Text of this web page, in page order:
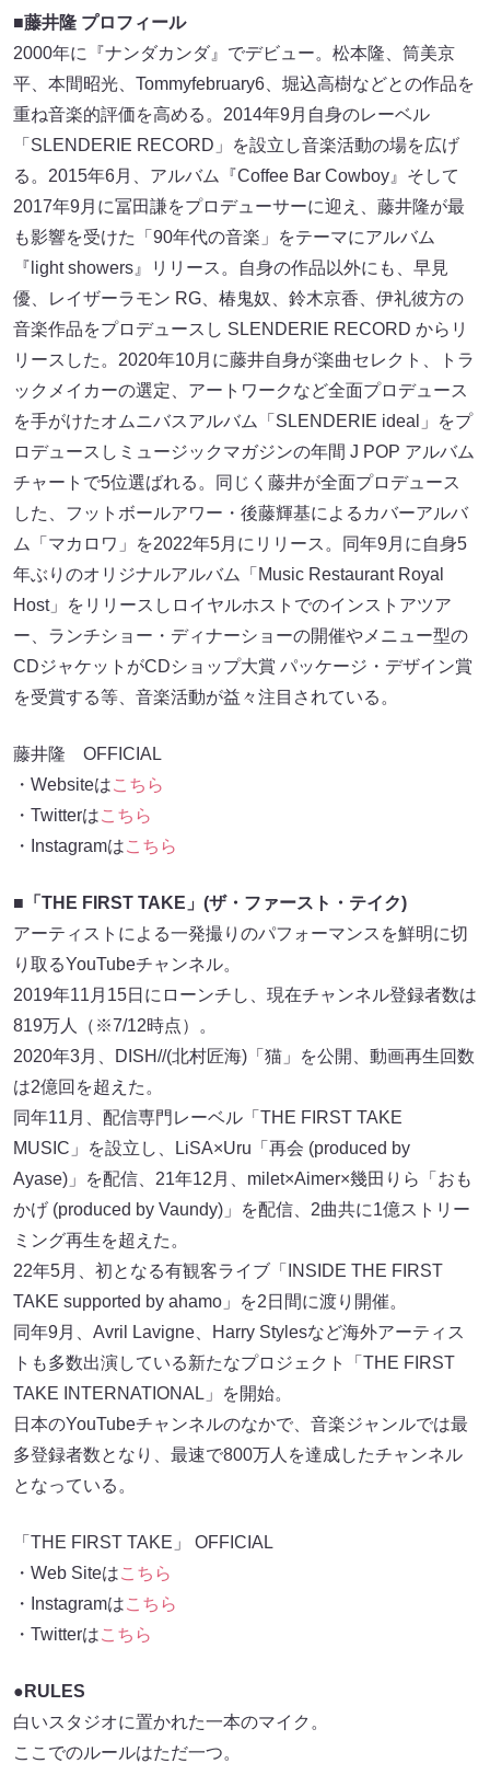
■藤井隆 プロフィール
2000年に『ナンダカンダ』でデビュー。松本隆、筒美京
平、本間昭光、Tommyfebruary6、堀込高樹などとの作品を
重ね音楽的評価を高める。2014年9月自身のレーベル
「SLENDERIE RECORD」を設立し音楽活動の場を広げ
る。2015年6月、アルバム『Coffee Bar Cowboy』そして
2017年9月に冨田謙をプロデューサーに迎え、藤井隆が最
も影響を受けた「90年代の音楽」をテーマにアルバム
『light showers』リリース。自身の作品以外にも、早見
優、レイザーラモン RG、椿鬼奴、鈴木京香、伊礼彼方の
音楽作品をプロデュースし SLENDERIE RECORD からリ
リースした。2020年10月に藤井自身が楽曲セレクト、トラ
ックメイカーの選定、アートワークなど全面プロデュース
を手がけたオムニバスアルバム「SLENDERIE ideal」をプ
ロデュースしミュージックマガジンの年間 J POP アルバム
チャートで5位選ばれる。同じく藤井が全面プロデュース
した、フットボールアワー・後藤輝基によるカバーアルバ
ム「マカロワ」を2022年5月にリリース。同年9月に自身5
年ぶりのオリジナルアルバム「Music Restaurant Royal
Host」をリリースしロイヤルホストでのインストアツア
ー、ランチショー・ディナーショーの開催やメニュー型の
CDジャケットがCDショップ大賞 パッケージ・デザイン賞
を受賞する等、音楽活動が益々注目されている。
藤井隆 OFFICIAL
・Websiteはこちら
・Twitterはこちら
・Instagramはこちら
■「THE FIRST TAKE」(ザ・ファースト・テイク)
アーティストによる一発撮りのパフォーマンスを鮮明に切
り取るYouTubeチャンネル。
2019年11月15日にローンチし、現在チャンネル登録者数は
819万人（※7/12時点）。
2020年3月、DISH//(北村匠海)「猫」を公開、動画再生回数
は2億回を超えた。
同年11月、配信専門レーベル「THE FIRST TAKE
MUSIC」を設立し、LiSA×Uru「再会 (produced by
Ayase)」を配信、21年12月、milet×Aimer×幾田りら「おも
かげ (produced by Vaundy)」を配信、2曲共に1億ストリー
ミング再生を超えた。
22年5月、初となる有観客ライブ「INSIDE THE FIRST
TAKE supported by ahamo」を2日間に渡り開催。
同年9月、Avril Lavigne、Harry Stylesなど海外アーティス
トも多数出演している新たなプロジェクト「THE FIRST
TAKE INTERNATIONAL」を開始。
日本のYouTubeチャンネルのなかで、音楽ジャンルでは最
多登録者数となり、最速で800万人を達成したチャンネル
となっている。
「THE FIRST TAKE」 OFFICIAL
・Web Siteはこちら
・Instagramはこちら
・Twitterはこちら
●RULES
白いスタジオに置かれた一本のマイク。
ここでのルールはただ一つ。